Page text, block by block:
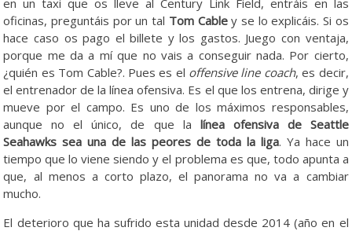
en un taxi que os lleve al Century Link Field, entráis en las
oficinas, preguntáis por un tal Tom Cabley se lo explicáis. Si os
hace caso os pago el billete y los gastos. Juego con ventaja,
porque me da a mí que no vais a conseguir nada. Por cierto,
¿quién es Tom Cable?. Pues es el offensive line coach, es decir,
el entrenador de la línea ofensiva. Es el que los entrena, dirige y
mueve por el campo. Es uno de los máximos responsables,
aunque no el único, de que la línea ofensiva de Seattle
Seahawks sea una de las peores de toda la liga. Ya hace un
tiempo que lo viene siendo y el problema es que, todo apunta a
que, al menos a corto plazo, el panorama no va a cambiar
mucho.
El deterioro que ha sufrido esta unidad desde 2014 (año en el